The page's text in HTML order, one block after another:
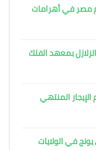
مصر في أهرامات
بمعهد الفلك
بنظام الإيجار المنتهي
في الولايات